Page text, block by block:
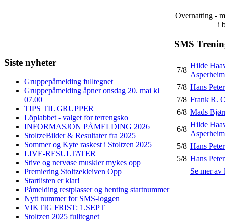
Siste nyheter
Gruppepåmelding fulltegnet
Gruppepåmelding åpner onsdag 20. mai kl
07.00
TIPS TIL GRUPPER
Löplabbet - valget for terrengsko
INFORMASJON PÅMELDING 2026
StoltzeBilder & Resultater fra 2025
Sommer og Kyte raskest i Stoltzen 2025
LIVE-RESULTATER
Stive og nervøse muskler mykes opp
Premiering Stoltzekleiven Opp
Startlisten er klar!
Påmelding restplasser og henting startnummer
Nytt nummer for SMS-loggen
VIKTIG FRIST: 1.SEPT
Stoltzen 2025 fulltegnet
Overnatting -
i
SMS
7/8
Hilde
Asperheim
7/8 Hans
7/8 Frank R.
6/8 Mads
6/8
Hilde
Asperheim
5/8 Hans
5/8 Hans
Se mer av